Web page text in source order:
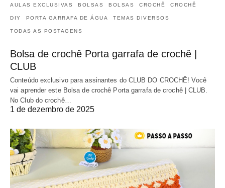
AULAS EXCLUSIVAS BOLSAS BOLSAS CROCHÊ CROCHÊ
DIY PORTA GARRAFA DE ÁGUA TEMAS DIVERSOS
TODAS AS POSTAGENS
Bolsa de crochê Porta garrafa de crochê |
CLUB
Conteúdo exclusivo para assinantes do CLUB DO CROCHÊ! Você
vai aprender este Bolsa de crochê Porta garrafa de crochê | CLUB.
No Club do crochê…
1 de dezembro de 2025